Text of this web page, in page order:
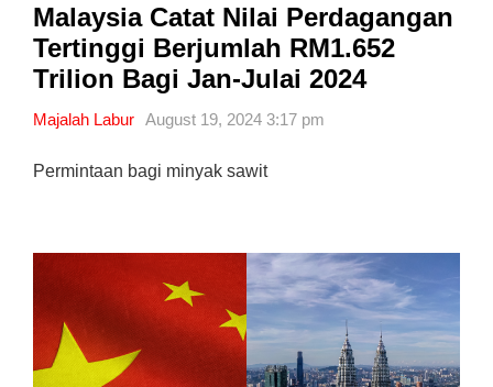
Malaysia Catat Nilai Perdagangan
Tertinggi Berjumlah RM1.652
Trilion Bagi Jan-Julai 2024
Majalah Labur August 19, 2024 3:17 pm
Permintaan bagi minyak sawit